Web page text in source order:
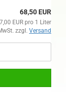
68,50 EUR
EUR pro 1 Liter
zzgl. Versand